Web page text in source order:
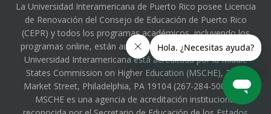
La Universidad Interamericana de Puerto Rico posee Licencia
de Renovación del Consejo de Educación de Puerto Rico
(CEPR) y todos los programas académicos, incluyendo los
programas online, están autorizados por dicha agencia. La
Universidad Interamericana está acreditada por la Middle
States Commission on Higher Education (MSCHE), 3624
Market Street, Philadelphia, PA 19104 (267-284-5000). La
MSCHE es una agencia de acreditación institucional